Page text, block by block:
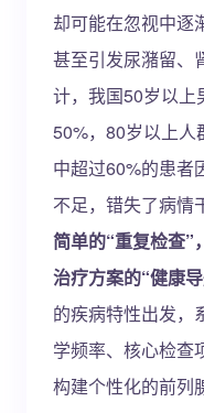
却可能在忽视中逐
甚至引发尿潴留、
计，我国50岁以上
50%，80岁以上人
中超过60%的患者
不足，错失了病情
简单的“重复检查”
治疗方案的“健康
的疾病特性出发，
学频率、核心检查
构建个性化的前列